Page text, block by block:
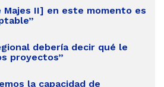
Majes II] en este momento es
debería decir qué le
proyectos”
la capacidad de